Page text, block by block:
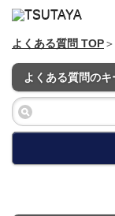
よくある質問 TOP
よくある質問の